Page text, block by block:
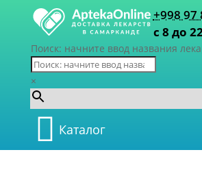
+998 97
с 8 до
Поиск: начните ввод названия
×
Каталог